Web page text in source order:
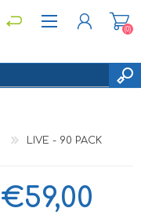
(0)
LIVE - 90 PACK
€59,00